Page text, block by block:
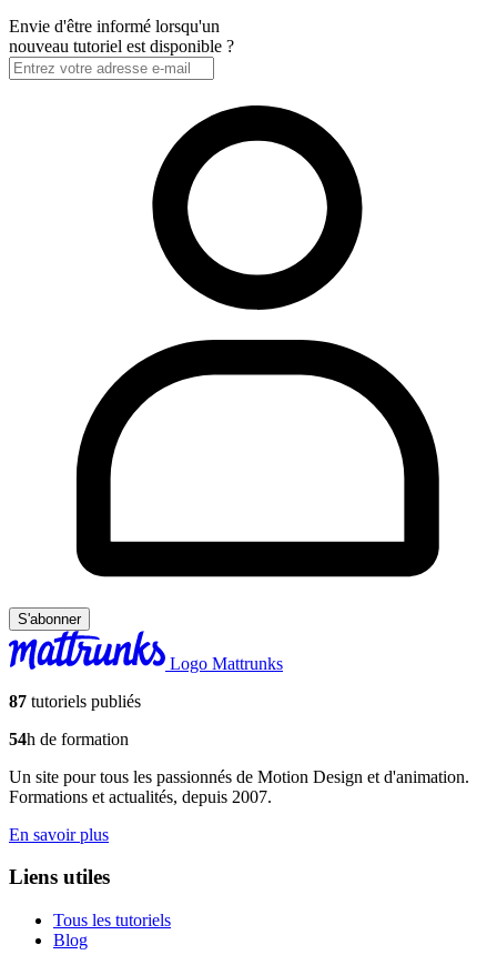
Envie d'être informé lorsqu'un
nouveau tutoriel est disponible ?
S'abonner
Logo Mattrunks
87 tutoriels publiés
54h de formation
Un site pour tous les passionnés de Motion Design et d'animation.
Formations et actualités, depuis 2007.
En savoir plus
Liens utiles
Tous les tutoriels
Blog